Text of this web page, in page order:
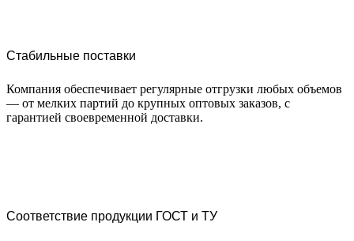
Стабильные поставки
Компания обеспечивает регулярные отгрузки любых объемов
— от мелких партий до крупных оптовых заказов, с
гарантией своевременной доставки.
Соответствие продукции ГОСТ и ТУ